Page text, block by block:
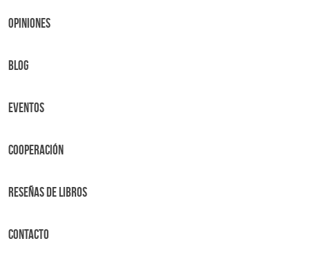
OPINIONES
BLOG
Eventos
Cooperación
Reseñas de libros
Contacto